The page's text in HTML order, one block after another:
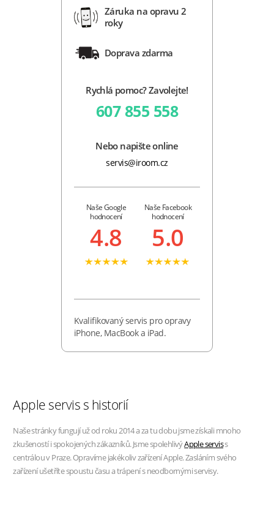
Záruka na opravu 2
roky
Doprava zdarma
Rychlá pomoc? Zavolejte!
607 855 558
Nebo napište online
servis@iroom.cz
Naše Google
hodnocení
4.8
Naše Facebook
hodnocení
5.0
Kvalifikovaný servis pro opravy
iPhone, MacBook a iPad.
Apple servis s historií
Naše stránky fungují už od roku 2014 a za tu dobu jsme získali mnoho
zkušeností i spokojených zákazníků. Jsme spolehlivýApple serviss
centrálou v Praze. Opravíme jakékoliv zařízení Apple. Zasláním svého
zařízení ušetříte spoustu času a trápení s neodbornými servisy.